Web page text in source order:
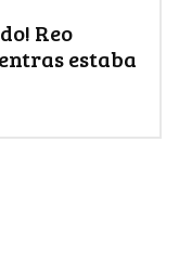
Reo
estaba